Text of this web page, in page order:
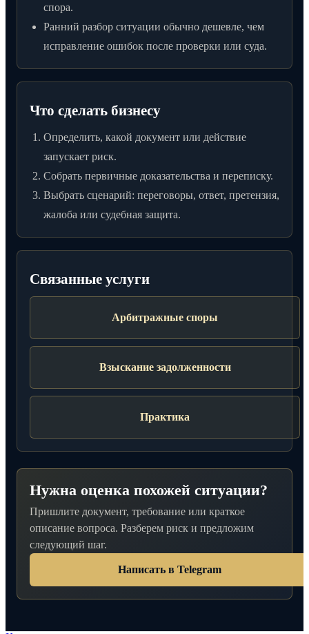
спора.
Ранний разбор ситуации обычно дешевле, чем
исправление ошибок после проверки или суда.
Что сделать бизнесу
Определить, какой документ или действие
запускает риск.
Собрать первичные доказательства и переписку.
Выбрать сценарий: переговоры, ответ, претензия,
жалоба или судебная защита.
Связанные услуги
Арбитражные споры
Взыскание задолженности
Практика
Нужна оценка похожей ситуации?
Пришлите документ, требование или краткое
описание вопроса. Разберем риск и предложим
следующий шаг.
Написать в Telegram